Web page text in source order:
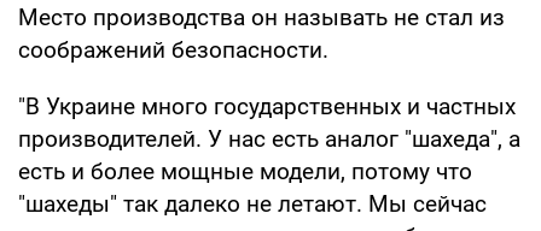
Место производства он называть не стал из
соображений безопасности.
"В Украине много государственных и частных
производителей. У нас есть аналог "шахеда", а
есть и более мощные модели, потому что
"шахеды" так далеко не летают. Мы сейчас